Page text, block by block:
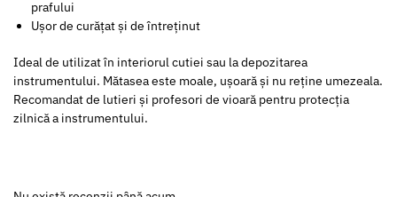
prafului
Ușor de curățat și de întreținut
Ideal de utilizat în interiorul cutiei sau la depozitarea
instrumentului. Mătasea este moale, ușoară și nu reține umezeala.
Recomandat de lutieri și profesori de vioară pentru protecția
zilnică a instrumentului.